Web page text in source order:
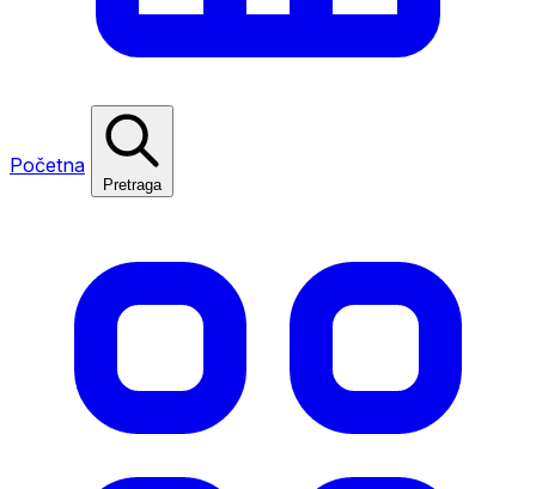
Početna
Pretraga